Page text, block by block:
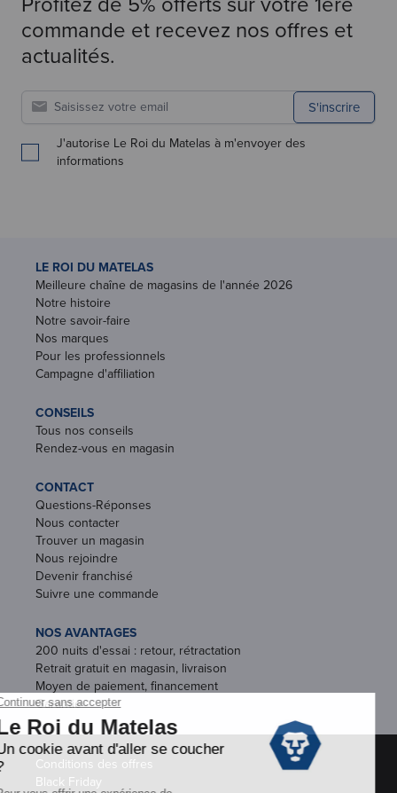
commande et recevez nos offres et
actualités.
S'inscrire
J'autorise Le Roi du Matelas à m'envoyer des
informations
LE ROI DU MATELAS
Meilleure chaîne de magasins de l'année 2026
Notre histoire
Notre savoir-faire
Nos marques
Pour les professionnels
Campagne d'affiliation
CONSEILS
Tous nos conseils
Rendez-vous en magasin
CONTACT
Questions-Réponses
Nous contacter
Trouver un magasin
Nous rejoindre
Devenir franchisé
Suivre une commande
NOS AVANTAGES
200 nuits d'essai : retour, rétractation
Retrait gratuit en magasin, livraison
Moyen de paiement, financement
Garantie
Conditions des offres
Black Friday